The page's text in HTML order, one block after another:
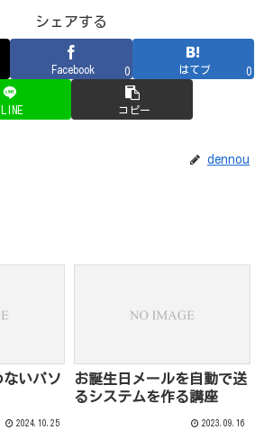
シェアする
Facebook 0 はてブ 0
LINE コピー
dennou
いパソ
2024.10.25
お誕生日メールを自動で送
るシステムを作る講座
2023.09.16